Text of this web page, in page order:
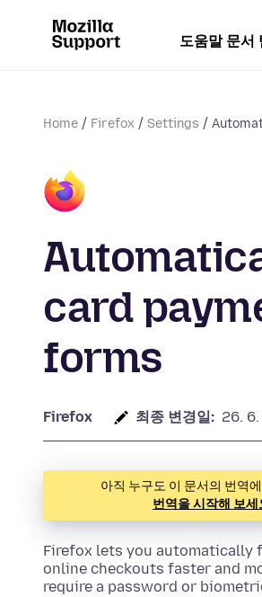
도움말 문서
Home Firefox Settings
card
forms
Firefox 최종 변경일: 26. 6.
아직 누구도 이 문서의 번역
번역을 시작해 보세
Firefox lets you automatically
online checkouts faster and
require a password or